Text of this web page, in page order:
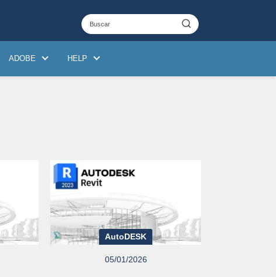
ADOBE HELP
AutoDESK
05/01/2026